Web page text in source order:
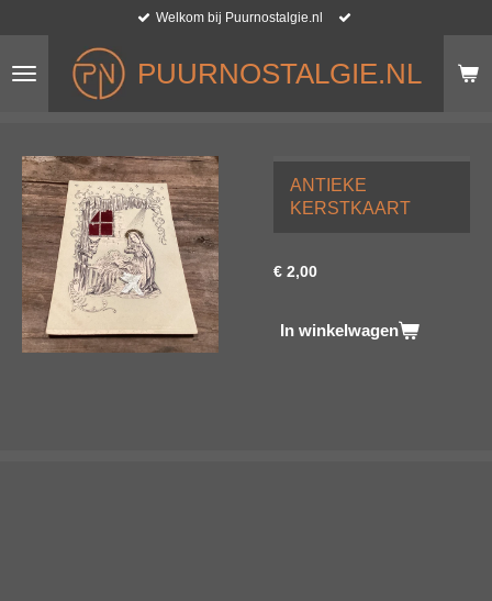
naar
hoofdinhoud
PUURNOSTALGIE.NL
Welkom bij Puurnostalgie.nl
ANTIEKE
KERSTKAART
€ 2,00
In winkelwagen